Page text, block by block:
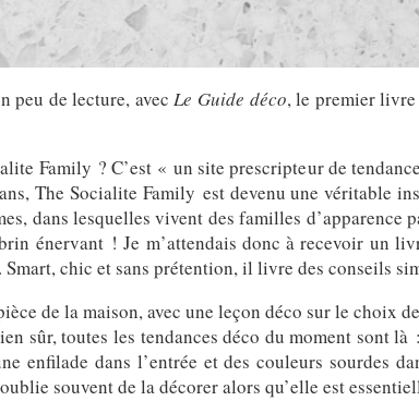
peu de lecture, avecLe Guide déco, le premier
Family ? C’est « un site prescripteur de
The Socialite Family est devenu une véritable
dans lesquelles vivent des familles
énervant ! Je m’attendais donc à recevoir un
chic et sans prétention, il livre des conseils
de la maison, avec une leçon déco sur le choix
sûr, toutes les tendances déco du moment sont
enfilade dans l’entrée et des couleurs sourdes
souvent de la décorer alors qu’elle est